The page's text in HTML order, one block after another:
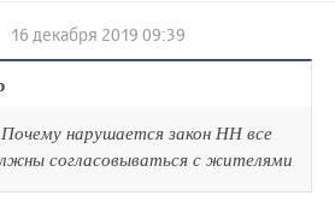
16 декабря 2019 09:39
нарушается закон НН все
согласовываться с жителями